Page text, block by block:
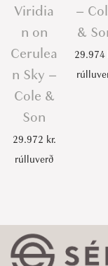
Viridia
n on
Cerulea
n Sky –
Cole &
Son
29.972 kr.
rúlluverð
–
&
29.974